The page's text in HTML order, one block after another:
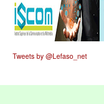
Tweets by @Lefaso_net